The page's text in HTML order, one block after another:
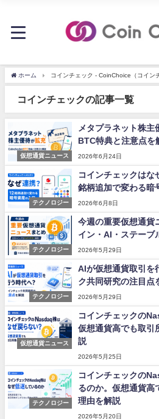
ホーム コインチェック - CoinChoice（コイン
コインチェックの記事一覧
仮想通貨ニュース
メタプラネット株
BTC特典と注意点を
2026年6月24日
テクノロジー
コインチェックはな
銘柄追加で変わる暗
2026年6月8日
テクノロジー
今週の重要仮想通貨
イン・AI・ステーブ
2026年5月29日
テクノロジー
AIが仮想通貨取引を
ク共同研究の注目点
2026年5月29日
仮想通貨ニュース
コインチェックの
仮想通貨高でも取引
説
2026年5月25日
テクノロジー
コインチェックの
るのか。仮想通貨高
理由を解説
2026年5月20日